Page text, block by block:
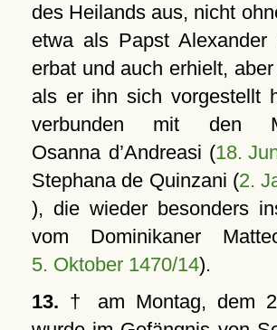
des Heilands aus, nicht
etwa als Papst
erbat und auch erhielt,
als er ihn sich vorgestellt
verbunden mit den
Osanna d’Andreasi (18.
Stephana de Quinzani (2.
), die wieder besonders
vom Dominikaner
5. Oktober 1470/14).
13. † am Montag, dem